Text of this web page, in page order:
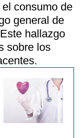
consumo de
general de
hallazgo
sobre los